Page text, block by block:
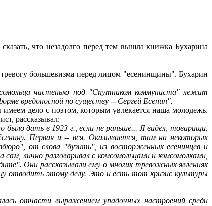
что незадолго перед тем вышла книжка Бухарина
большевизма перед лицом "есенинщины". Бухарин
частенько под "Спутником коммуниста" лежит
вредоносной по существу -- Сергей Есенин".
дело с поэтом, которым увлекается наша молодежь.
рассказывал:
было дать в 1923 г., если не раньше... Я видел, товарищи,
Первая и -- вся. Оказывается, там на некоторых
от слова "бузить", из восторженных есенинцев и
лично разговаривал с комсомольцами и комсомолками,
Они рассказывали ему о многих тревожных явлениях
отводить этому делу. Это и есть тот кризис культуры
отчасти выражением упадочных настроений среди